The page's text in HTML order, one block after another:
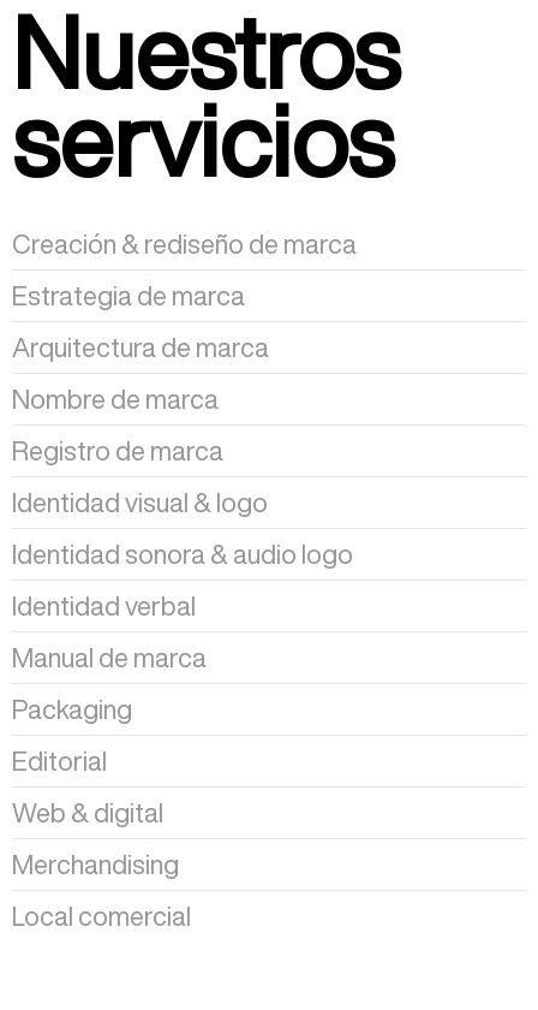
Nuestros
servicios
Creación & rediseño de marca
Estrategia de marca
Arquitectura de marca
Nombre de marca
Registro de marca
Identidad visual & logo
Identidad sonora & audio logo
Identidad verbal
Manual de marca
Packaging
Editorial
Web & digital
Merchandising
Local comercial